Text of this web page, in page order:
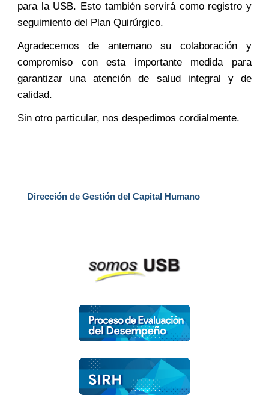
para la USB. Esto también servirá como registro y
seguimiento del Plan Quirúrgico.
Agradecemos de antemano su colaboración y
compromiso con esta importante medida para
garantizar una atención de salud integral y de
calidad.
Sin otro particular, nos despedimos cordialmente.
Dirección de Gestión del Capital Humano